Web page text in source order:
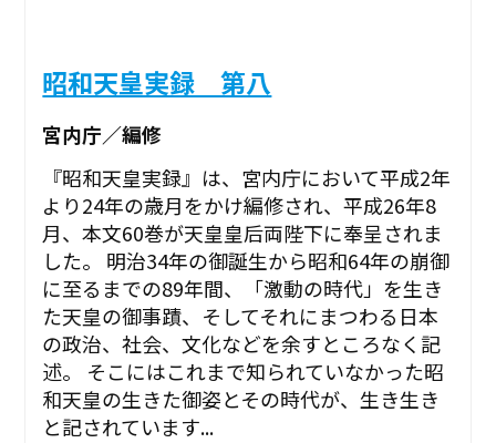
昭和天皇実録 第八
宮内庁／編修
『昭和天皇実録』は、宮内庁において平成2年
より24年の歳月をかけ編修され、平成26年8
月、本文60巻が天皇皇后両陛下に奉呈されま
した。 明治34年の御誕生から昭和64年の崩御
に至るまでの89年間、「激動の時代」を生き
た天皇の御事蹟、そしてそれにまつわる日本
の政治、社会、文化などを余すところなく記
述。 そこにはこれまで知られていなかった昭
和天皇の生きた御姿とその時代が、生き生き
と記されています...